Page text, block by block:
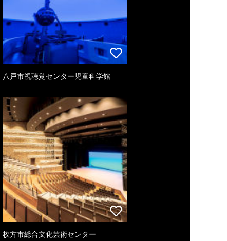
八戸市視聴覚センター児童科学館
枚方市総合文化芸術センター